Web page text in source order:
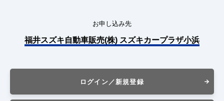
お申し込み先
福井スズキ自動車販売(株) スズキカープラザ小浜
ログイン／新規登録